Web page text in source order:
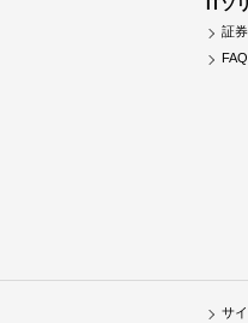
ITソ
証
サ